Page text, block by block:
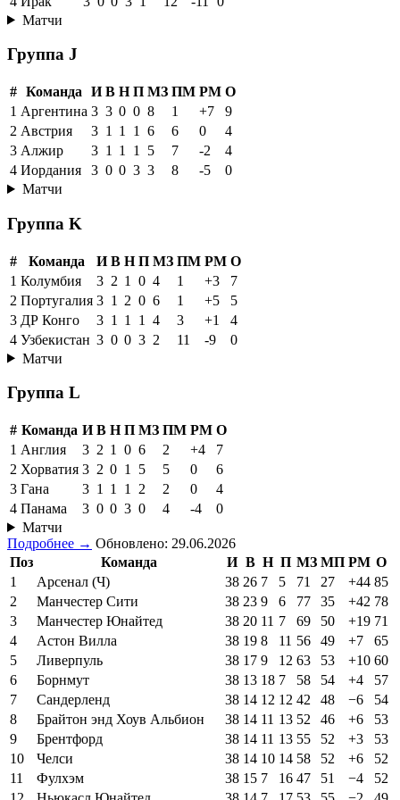
Матчи
Группа J
# Команда И В Н П МЗ ПМ РМ О
1 Аргентина 3 3 0 0 8 1 +7
9
2 Австрия 3 1 1 1 6 6 0
4
3 Алжир 3 1 1 1 5 7 -2
4
4 Иордания 3 0 0 3 3 8 -5
0
Матчи
Группа K
# Команда И В Н П МЗ ПМ РМ О
1 Колумбия 3 2 1 0 4 1 +3
7
2 Португалия 3 1 2 0 6 1 +5
5
3 ДР Конго 3 1 1 1 4 3 +1
4
4 Узбекистан 3 0 0 3 2 11 -9
0
Матчи
Группа L
# Команда И В Н П МЗ ПМ РМ О
1 Англия 3 2 1 0 6 2 +4
7
2 Хорватия 3 2 0 1 5 5 0
6
3 Гана 3 1 1 1 2 2 0
4
4 Панама 3 0 0 3 0 4 -4
0
Матчи
Подробнее → Обновлено: 29.06.2026
Поз
Команда И В Н П МЗ МП РМ О
1
Арсенал (Ч) 38 26 7 5 71 27 +44 85
2
Манчестер Сити 38 23 9 6 77 35 +42 78
3
Манчестер Юнайтед 38 20 11 7 69 50 +19 71
4
Астон Вилла 38 19 8 11 56 49 +7
65
5
Ливерпуль 38 17 9 12 63 53 +10 60
6
Борнмут 38 13 18 7 58 54 +4
57
7
Сандерленд 38 14 12 12 42 48 −6
54
8
Брайтон энд Хоув Альбион 38 14 11 13 52 46 +6
53
9
Брентфорд 38 14 11 13 55 52 +3
53
10
Челси 38 14 10 14 58 52 +6
52
11
Фулхэм 38 15 7 16 47 51 −4
52